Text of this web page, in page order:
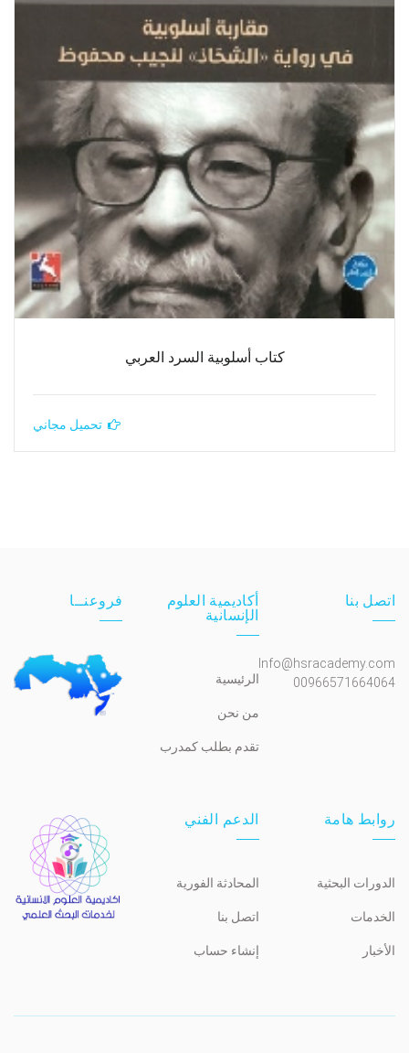
كتاب أسلوبية السرد العربي
تحميل مجاني
اتصل بنا
Info@hsracademy.com
00966571664064
أكاديمية العلوم
الإنسانية
الرئيسية
من نحن
تقدم بطلب كمدرب
فروعنــا
روابط هامة
الدورات البحثية
الخدمات
الأخبار
الدعم الفني
المحادثة الفورية
اتصل بنا
إنشاء حساب